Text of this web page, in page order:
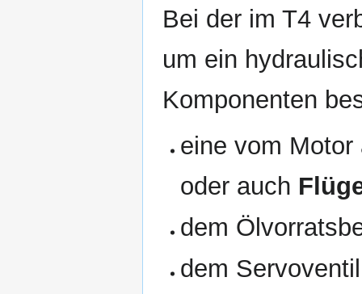
Bei der im T4
um ein
Komponenten
eine vom
oder auch
dem
dem